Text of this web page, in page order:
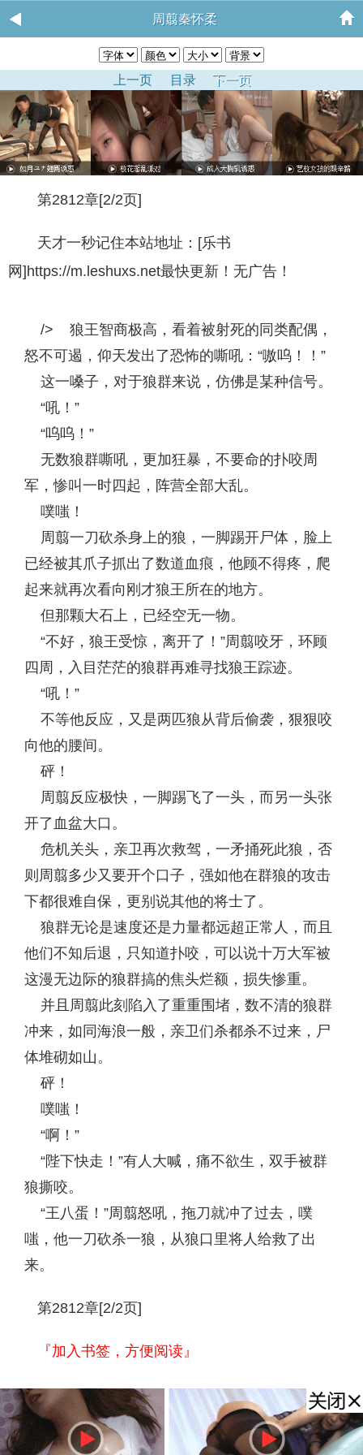
周翦秦怀柔
上一页 目录 下一页
第2812章[2/2页]
天才一秒记住本站地址：[乐书
网]https://m.leshuxs.net最快更新！无广告！
/> 狼王智商极高，看着被射死的同类配偶，
怒不可遏，仰天发出了恐怖的嘶吼：“嗷呜！！”
这一嗓子，对于狼群来说，仿佛是某种信号。
“吼！”
“呜呜！”
无数狼群嘶吼，更加狂暴，不要命的扑咬周
军，惨叫一时四起，阵营全部大乱。
噗嗤！
周翦一刀砍杀身上的狼，一脚踢开尸体，脸上
已经被其爪子抓出了数道血痕，他顾不得疼，爬
起来就再次看向刚才狼王所在的地方。
但那颗大石上，已经空无一物。
“不好，狼王受惊，离开了！”周翦咬牙，环顾
四周，入目茫茫的狼群再难寻找狼王踪迹。
“吼！”
不等他反应，又是两匹狼从背后偷袭，狠狠咬
向他的腰间。
砰！
周翦反应极快，一脚踢飞了一头，而另一头张
开了血盆大口。
危机关头，亲卫再次救驾，一矛捅死此狼，否
则周翦多少又要开个口子，强如他在群狼的攻击
下都很难自保，更别说其他的将士了。
狼群无论是速度还是力量都远超正常人，而且
他们不知后退，只知道扑咬，可以说十万大军被
这漫无边际的狼群搞的焦头烂额，损失惨重。
并且周翦此刻陷入了重重围堵，数不清的狼群
冲来，如同海浪一般，亲卫们杀都杀不过来，尸
体堆砌如山。
砰！
噗嗤！
“啊！”
“陛下快走！”有人大喊，痛不欲生，双手被群
狼撕咬。
“王八蛋！”周翦怒吼，拖刀就冲了过去，噗
嗤，他一刀砍杀一狼，从狼口里将人给救了出
来。
第2812章[2/2页]
『加入书签，方便阅读』